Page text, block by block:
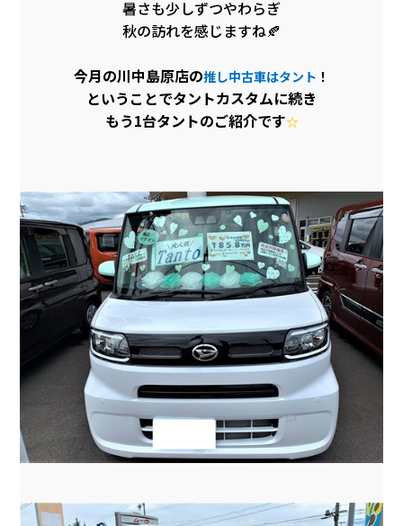
アフターサポート
会社情報
リコ
お問
暑さも少しずつやわらぎ
秋の訪れを感じますね🍂
今月の川中島原店の推し中古車はタント ！
ということでタントカスタムに続き
もう1台タントのご紹介です☆